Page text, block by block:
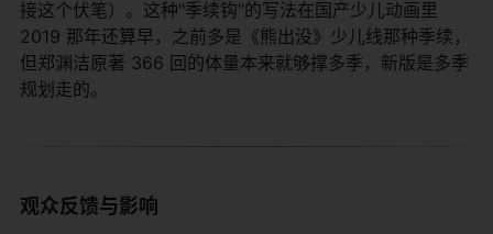
接这个伏笔）。这种"季续钩"的写法在国产少儿动画里
2019 那年还算早，之前多是《熊出没》少儿线那种季续，
但郑渊洁原著 366 回的体量本来就够撑多季，新版是多季
规划走的。
观众反馈与影响